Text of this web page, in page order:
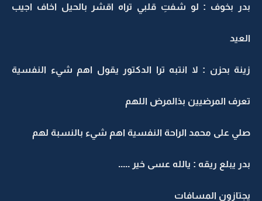
بدر بخوف : لو شفتِ قلبي تراه اقشر بالحيل اخاف اجيب
العيد
زينة بحزن : لا انتبه ترا الدكتور يقول اهم شيء النفسية
تعرف المرضيين بذالمرض اللهم
صلي على محمد الراحة النفسية اهم شيء بالنسبة لهم
بدر يبلع ريقه : يالله عسى خير .....
يجتازون المسافات